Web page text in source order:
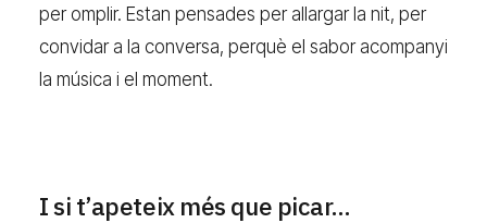
per omplir. Estan pensades per allargar la nit, per
convidar a la conversa, perquè el sabor acompanyi
la música i el moment.
I si t’apeteix més que picar…